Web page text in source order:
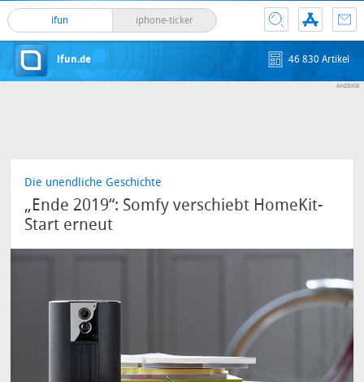
ifun iphone-ticker
ifun.de 46 830 Artikel
Die unendliche Geschichte
„Ende 2019“: Somfy verschiebt HomeKit-
Start erneut